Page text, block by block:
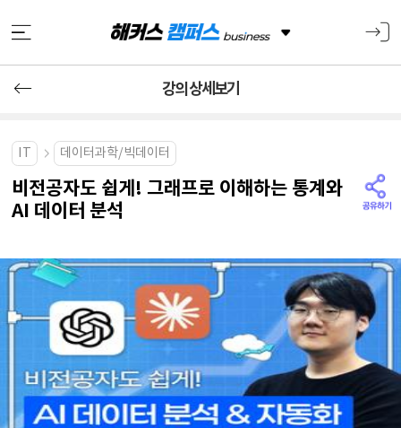
강의 상세보기
IT 데이터과학/빅데이터
비전공자도 쉽게! 그래프로 이해하는 통계와
AI 데이터 분석